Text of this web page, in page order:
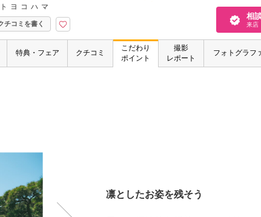
ヨコハマ
チコミを書く
相
来店
特典・フェア クチコミ
こだわり
ポイント
撮影
レポート
フォトグラフ
凛としたお姿を残そう